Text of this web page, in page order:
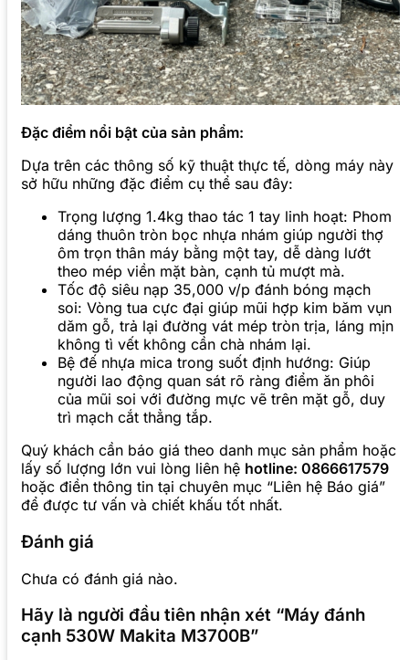
Đặc điểm nổi bật của sản phẩm:
Dựa trên các thông số kỹ thuật thực tế, dòng máy này
sở hữu những đặc điểm cụ thể sau đây:
Trọng lượng 1.4kg thao tác 1 tay linh hoạt: Phom
dáng thuôn tròn bọc nhựa nhám giúp người thợ
ôm trọn thân máy bằng một tay, dễ dàng lướt
theo mép viền mặt bàn, cạnh tủ mượt mà.
Tốc độ siêu nạp 35,000 v/p đánh bóng mạch
soi: Vòng tua cực đại giúp mũi hợp kim băm vụn
dăm gỗ, trả lại đường vát mép tròn trịa, láng mịn
không tì vết không cần chà nhám lại.
Bệ đế nhựa mica trong suốt định hướng: Giúp
người lao động quan sát rõ ràng điểm ăn phôi
của mũi soi với đường mực vẽ trên mặt gỗ, duy
trì mạch cắt thẳng tắp.
Quý khách cần báo giá theo danh mục sản phẩm hoặc
lấy số lượng lớn vui lòng liên hệ hotline: 0866617579
hoặc điền thông tin tại chuyên mục “Liên hệ Báo giá”
để được tư vấn và chiết khấu tốt nhất.
Đánh giá
Chưa có đánh giá nào.
Hãy là người đầu tiên nhận xét “Máy đánh
cạnh 530W Makita M3700B”